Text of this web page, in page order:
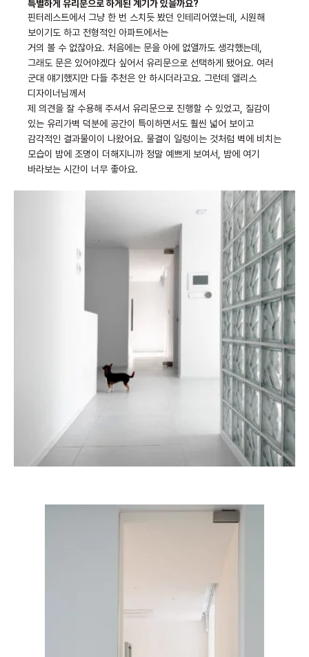
특별하게 유리문으로 하게된 계기가 있을까요?
핀터레스트에서 그냥 한 번 스치듯 봤던 인테리어였는데, 시원해
보이기도 하고 전형적인 아파트에서는
거의 볼 수 없잖아요. 처음에는 문을 아에 없앨까도 생각했는데,
그래도 문은 있어야겠다 싶어서 유리문으로 선택하게 됐어요. 여러
군대 얘기했지만 다들 추천은 안 하시더라고요. 그런데 앨리스
디자이너님께서
제 의견을 잘 수용해 주셔서 유리문으로 진행할 수 있었고, 질감이
있는 유리가벽 덕분에 공간이 특이하면서도 훨씬 넓어 보이고
감각적인 결과물이이 나왔어요. 물결이 일렁이는 것처럼 벽에 비치는
모습이 밤에 조명이 더해지니까 정말 예쁘게 보여서, 밤에 여기
바라보는 시간이 너무 좋아요.